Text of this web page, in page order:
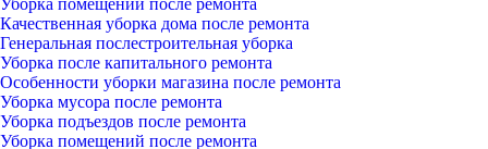
Уборка помещений после ремонта
Качественная уборка дома после ремонта
Генеральная послестроительная уборка
Уборка после капитального ремонта
Особенности уборки магазина после ремонта
Уборка мусора после ремонта
Уборка подъездов после ремонта
Уборка помещений после ремонта